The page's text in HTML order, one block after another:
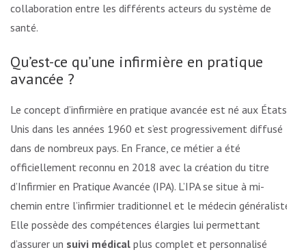
collaboration entre les différents acteurs du système de
santé.
Qu’est-ce qu’une infirmière en pratique
avancée ?
Le concept d’infirmière en pratique avancée est né aux États-
Unis dans les années 1960 et s’est progressivement diffusé
dans de nombreux pays. En France, ce métier a été
officiellement reconnu en 2018 avec la création du titre
d’Infirmier en Pratique Avancée (IPA). L’IPA se situe à mi-
chemin entre l’infirmier traditionnel et le médecin généraliste.
Elle possède des compétences élargies lui permettant
d’assurer un suivi médical plus complet et personnalisé